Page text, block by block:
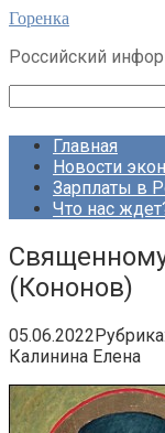
Перейти
контенту
Горенка
Российский
Главная
Новости
Зарплаты в
Что нас
(Кононов)
05.06.2022Рубрика:
Калинина Елена